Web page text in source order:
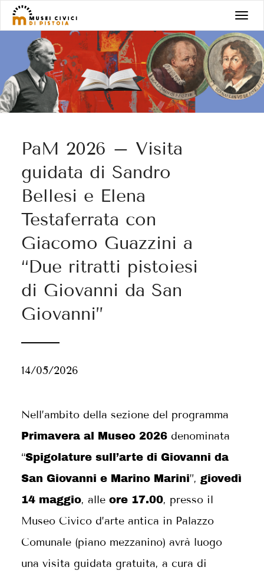
Salta
contenuto
T
o
g
g
l
e
PaM 2026 – Visita
guidata di Sandro
Bellesi e Elena
Testaferrata con
Giacomo Guazzini a
“Due ritratti pistoiesi
di Giovanni da San
Giovanni”
14/05/2026
Nell’ambito della sezione del programma
Primavera al Museo 2026 denominata
“Spigolature sull’arte di Giovanni da
San Giovanni e Marino Marini”, giovedì
14 maggio, alle ore 17.00, presso il
Museo Civico d’arte antica in Palazzo
Comunale (piano mezzanino) avrà luogo
una visita guidata gratuita, a cura di